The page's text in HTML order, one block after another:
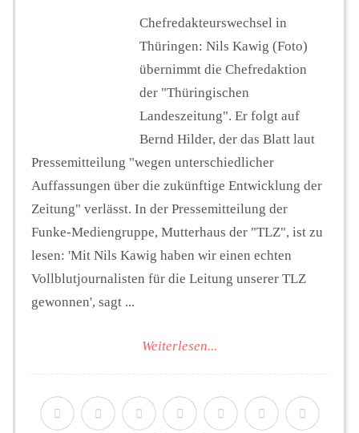
Chefredakteurswechsel in
Thüringen: Nils Kawig (Foto)
übernimmt die Chefredaktion
der "Thüringischen
Landeszeitung". Er folgt auf
Bernd Hilder, der das Blatt laut
Pressemitteilung "wegen unterschiedlicher
Auffassungen über die zukünftige Entwicklung der
Zeitung" verlässt. In der Pressemitteilung der
Funke-Mediengruppe, Mutterhaus der "TLZ", ist zu
lesen: 'Mit Nils Kawig haben wir einen echten
Vollblutjournalisten für die Leitung unserer TLZ
gewonnen', sagt ...
Weiterlesen...